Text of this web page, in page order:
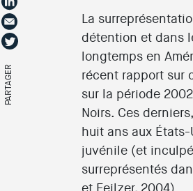
La
détention et dans
longtemps en
récent rapport sur
sur la période
Noirs. Ces
huit ans aux
juvénile (et
surreprésentés
PARTAGER